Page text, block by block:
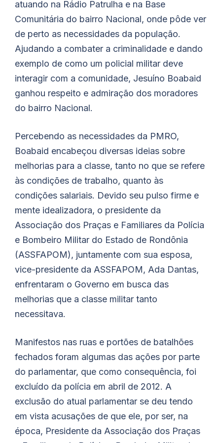
atuando na Rádio Patrulha e na Base
Comunitária do bairro Nacional, onde pôde ver
de perto as necessidades da população.
Ajudando a combater a criminalidade e dando
exemplo de como um policial militar deve
interagir com a comunidade, Jesuíno Boabaid
ganhou respeito e admiração dos moradores
do bairro Nacional.
Percebendo as necessidades da PMRO,
Boabaid encabeçou diversas ideias sobre
melhorias para a classe, tanto no que se refere
às condições de trabalho, quanto às
condições salariais. Devido seu pulso firme e
mente idealizadora, o presidente da
Associação dos Praças e Familiares da Polícia
e Bombeiro Militar do Estado de Rondônia
(ASSFAPOM), juntamente com sua esposa,
vice-presidente da ASSFAPOM, Ada Dantas,
enfrentaram o Governo em busca das
melhorias que a classe militar tanto
necessitava.
Manifestos nas ruas e portões de batalhões
fechados foram algumas das ações por parte
do parlamentar, que como consequência, foi
excluído da polícia em abril de 2012. A
exclusão do atual parlamentar se deu tendo
em vista acusações de que ele, por ser, na
época, Presidente da Associação dos Praças